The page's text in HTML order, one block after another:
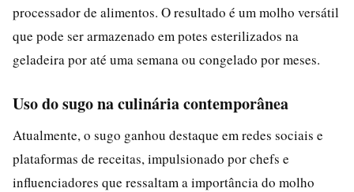
processador de alimentos. O resultado é um molho versátil
que pode ser armazenado em potes esterilizados na
geladeira por até uma semana ou congelado por meses.
Uso do sugo na culinária contemporânea
Atualmente, o sugo ganhou destaque em redes sociais e
plataformas de receitas, impulsionado por chefs e
influenciadores que ressaltam a importância do molho